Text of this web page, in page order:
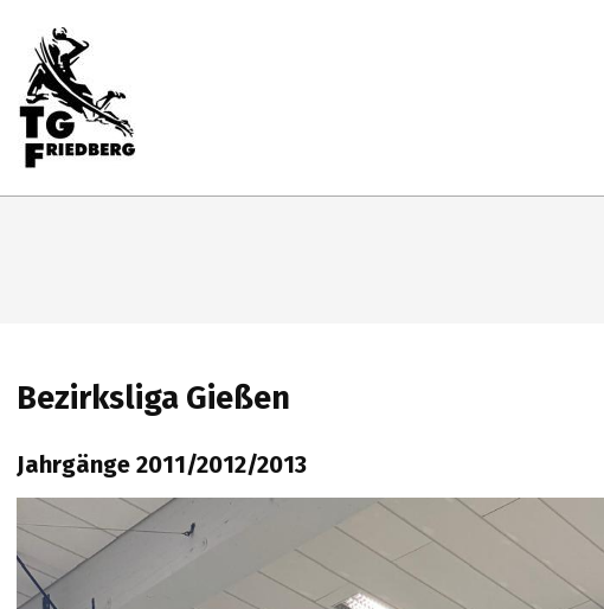
content
TG
Bezirksliga Gießen
Jahrgänge 2011/2012/2013